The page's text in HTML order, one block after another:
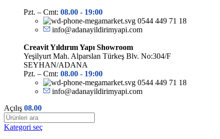
Pzt. – Cmt: 08.00 - 19:00
0544 449 71 18
info@adanayildirimyapi.com
Creavit Yıldırım Yapı Showroom
Yeşilyurt Mah. Alparslan Türkeş Blv. No:304/F
SEYHAN/ADANA
Pzt. – Cmt: 08.00 - 19:00
0544 449 71 18
info@adanayildirimyapi.com
Açılış 08.00
Kategori seç